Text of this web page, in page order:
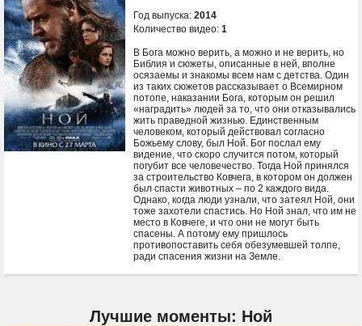
Год выпуска: 2014
Количество видео: 1
В Бога можно верить, а можно и не верить, но
Библия и сюжеты, описанные в ней, вполне
осязаемы и знакомы всем нам с детства. Один
из таких сюжетов рассказывает о Всемирном
потопе, наказании Бога, которым он решил
«наградить» людей за то, что они отказывались
жить праведной жизнью. Единственным
человеком, который действовал согласно
Божьему слову, был Ной. Бог послал ему
видение, что скоро случится потом, который
погубит все человечество. Тогда Ной принялся
за строительство Ковчега, в котором он должен
был спасти животных – по 2 каждого вида.
Однако, когда люди узнали, что затеял Ной, они
тоже захотели спастись. Но Ной знал, что им не
место в Ковчеге, и что они не могут быть
спасены. А потому ему пришлось
противопоставить себя обезумевшей толпе,
ради спасения жизни на Земле.
Лучшие моменты: Ной